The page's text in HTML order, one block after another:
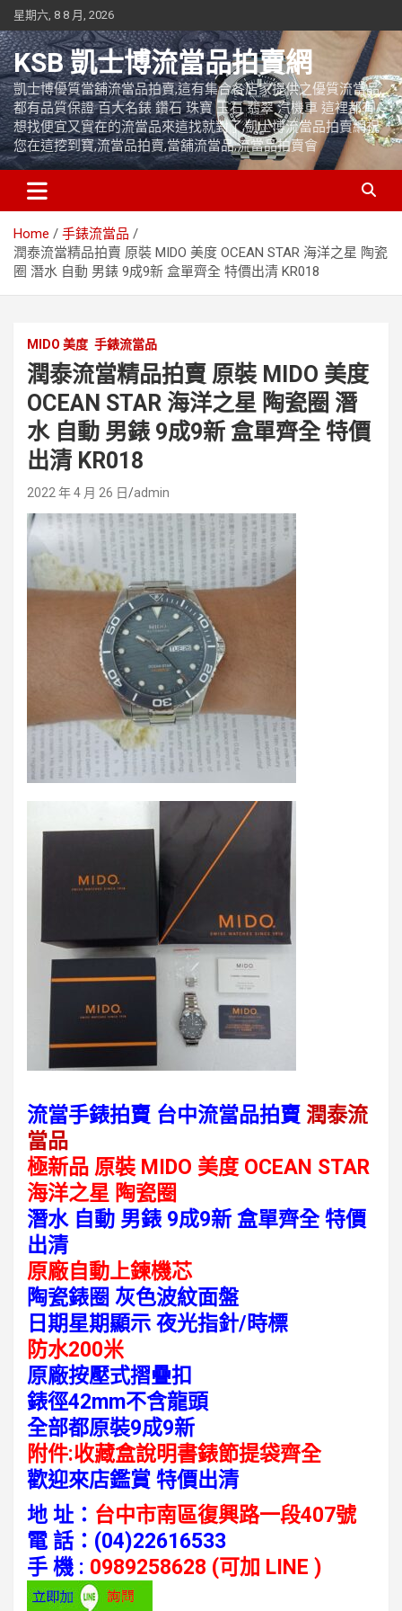
Skip
to
content
星期六, 8 8 月, 2026
KSB 凱士博流當品拍賣網
凱士博優質當舖流當品拍賣,這有集合各店家提供之優質流當品,
都有品質保證 百大名錶 鑽石 珠寶 玉石 翡翠 汽機車 這裡都有
想找便宜又實在的流當品來這找就對了,凱士博流當品拍賣網祝
您在這挖到寶,流當品拍賣,當舖流當品,流當品拍賣會
Home
手錶流當品
潤泰流當精品拍賣 原裝 MIDO 美度 OCEAN STAR 海洋之星 陶瓷
圈 潛水 自動 男錶 9成9新 盒單齊全 特價出清 KR018
MIDO 美度 手錶流當品
潤泰流當精品拍賣 原裝 MIDO 美度
OCEAN STAR 海洋之星 陶瓷圈 潛
水 自動 男錶 9成9新 盒單齊全 特價
出清 KR018
2022 年 4 月 26 日 admin
流當手錶拍賣 台中流當品拍賣 潤泰流
當品
極新品 原裝 MIDO 美度 OCEAN STAR
海洋之星 陶瓷圈
潛水 自動 男錶 9成9新 盒單齊全 特價
出清
原廠自動上鍊機芯
陶瓷錶圈 灰色波紋面盤
日期星期顯示 夜光指針/時標
防水200米
原廠按壓式摺疊扣
錶徑42mm不含龍頭
全部都原裝9成9新
附件:收藏盒說明書錶節提袋齊全
歡迎來店鑑賞 特價出清
地 址： 台中市南區復興路一段407號
電 話： (04)22616533
手 機 : 0989258628 (可加 LINE )